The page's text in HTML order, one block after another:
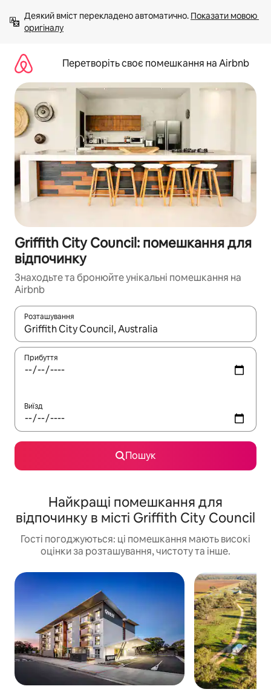
вмісту
Деякий вміст перекладено автоматично. Показати мовою
оригіналу
Перетворіть своє помешкання на Airbnb
Griffith City Council: помешкання для
відпочинку
Знаходьте та бронюйте унікальні помешкання на
Airbnb
Розташування
Отримавши результати пошуку, використовуйте для
Прибуття
Виїзд
Пошук
Найкращі помешкання для
відпочинку в місті Griffith City Council
Гості погоджуються: ці помешкання мають високі
оцінки за розташування, чистоту та інше.